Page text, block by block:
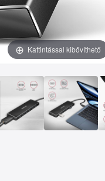
Kattintással kibővíthető